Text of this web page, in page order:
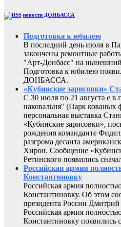
новости ДОНБАССА
Подготовка к юбилею
В последний день июля в
закончены ремонтные
"Арт-Донбасс" на
Подготовка к юбилею
ДОНБАССА.
«Кубинские зарисовки»
С 30 июля по 21 августа е в
наковальня" (Парк кованых
персональная выставка
«Кубинские зарисовки»,
рождения команданте
разгрома десанта
Хирон. Сообщение
Ретинского появились
Российская армия
Константиновку
Российская армия
Константиновку. Об этом
президента России
Российская армия
Константиновку появились